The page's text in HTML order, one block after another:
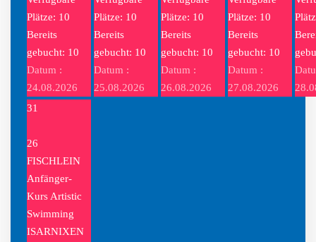
Plätze: 10
Bereits
gebucht: 10
Datum :
24.08.2026
Plätze: 10
Bereits
gebucht: 10
Datum :
25.08.2026
Plätze: 10
Bereits
gebucht: 10
Datum :
26.08.2026
Plätze: 10
Bereits
gebucht: 10
Datum :
27.08.2026
31
26
FISCHLEIN
Anfänger-
Kurs Artistic
Swimming
ISARNIXEN